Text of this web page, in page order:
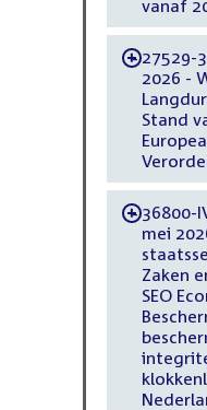
vanaf
-27529-
2026 -
Stand
-36800-
mei
Zaken
SEO